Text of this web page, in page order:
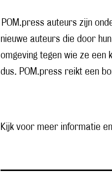
POM.press auteurs zijn
nieuwe auteurs die door
omgeving tegen wie ze een
dus. POM.press reikt een
Kijk voor meer informatie